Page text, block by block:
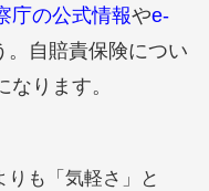
庁の公式情報やe-
。自賠責保険につい
ります。
りも「気軽さ」と